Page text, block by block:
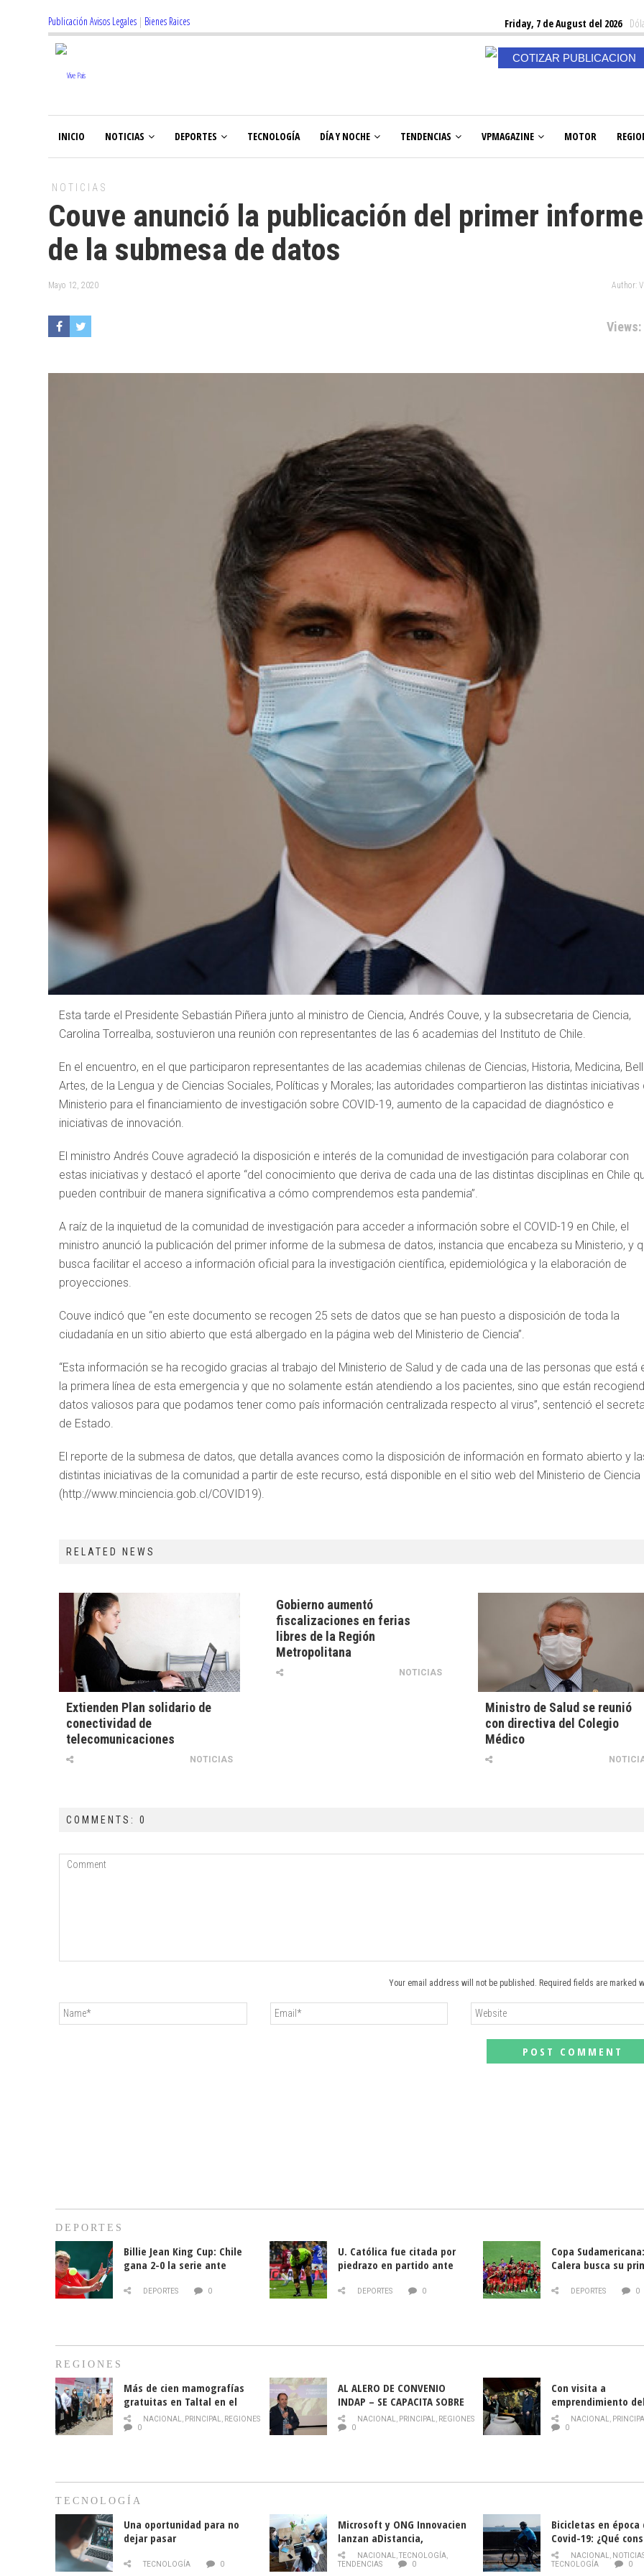
Publicación Avisos Legales | Bienes Raices Friday, 7 de August del 2026
COTIZAR PUBLICACION
INICIO NOTICIAS DEPORTES TECNOLOGÍA DÍA Y NOCHE TENDENCIAS VPMAGAZINE MOTOR
NOTICIAS
Couve anunció la publicación del primer informe
de la submesa de datos
Mayo 12, 2020 Author:
Views:
Esta tarde el Presidente Sebastián Piñera junto al ministro de Ciencia, Andrés Couve, y la subsecretaria de Ciencia,
Carolina Torrealba, sostuvieron una reunión con representantes de las 6 academias del Instituto de Chile.
En el encuentro, en el que participaron representantes de las academias chilenas de Ciencias, Historia, Medicina,
Artes, de la Lengua y de Ciencias Sociales, Políticas y Morales; las autoridades compartieron las distintas iniciativas
Ministerio para el financiamiento de investigación sobre COVID-19, aumento de la capacidad de diagnóstico e
iniciativas de innovación.
El ministro Andrés Couve agradeció la disposición e interés de la comunidad de investigación para colaborar con
estas iniciativas y destacó el aporte “del conocimiento que deriva de cada una de las distintas disciplinas en Chile
pueden contribuir de manera significativa a cómo comprendemos esta pandemia”.
A raíz de la inquietud de la comunidad de investigación para acceder a información sobre el COVID-19 en Chile, el
ministro anunció la publicación del primer informe de la submesa de datos, instancia que encabeza su Ministerio, y
busca facilitar el acceso a información oficial para la investigación científica, epidemiológica y la elaboración de
proyecciones.
Couve indicó que “en este documento se recogen 25 sets de datos que se han puesto a disposición de toda la
ciudadanía en un sitio abierto que está albergado en la página web del Ministerio de Ciencia”.
“Esta información se ha recogido gracias al trabajo del Ministerio de Salud y de cada una de las personas que está
la primera línea de esta emergencia y que no solamente están atendiendo a los pacientes, sino que están
datos valiosos para que podamos tener como país información centralizada respecto al virus”, sentenció el
de Estado.
El reporte de la submesa de datos, que detalla avances como la disposición de información en formato abierto y
distintas iniciativas de la comunidad a partir de este recurso, está disponible en el sitio web del Ministerio de Ciencia
(http://www.minciencia.gob.cl/COVID19).
RELATED NEWS
Extienden Plan solidario de
conectividad de
telecomunicaciones
NOTICIAS
Gobierno aumentó
fiscalizaciones en ferias
libres de la Región
Metropolitana
NOTICIAS
Ministro de Salud se reunió
con directiva del Colegio
Médico
COMMENTS: 0
Your email address will not be published. Required fields are marked
DEPORTES
Billie Jean King Cup: Chile
gana 2-0 la serie ante
DEPORTES 0
U. Católica fue citada por
piedrazo en partido ante
DEPORTES 0
Copa
Calera busca su
DEPORTES 0
REGIONES
Más de cien mamografías
gratuitas en Taltal en el
mes de la prevención del
cáncer de mama
NACIONAL, PRINCIPAL, REGIONES
0
AL ALERO DE CONVENIO
INDAP – SE CAPACITA SOBRE
PLAGA DROSOPHILA SUZUKII
NACIONAL, PRINCIPAL, REGIONES
0
Con visita a
emprendimiento
y llamado al
historia campesina
NACIONAL,
0
TECNOLOGÍA
Una oportunidad para no
dejar pasar
TECNOLOGÍA 0
Microsoft y ONG Innovacien
lanzan aDistancia,
plataforma con cursos
gratuitos online sobre
NACIONAL,TECNOLOGÍA,
TENDENCIAS
0
Bicicletas en época
Covid-19: ¿Qué
momento de
NACIONAL,
TECNOLOGÍA
0